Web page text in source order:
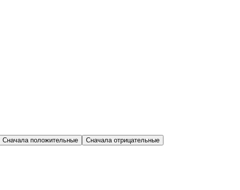
Сначала положительные Сначала отрицательные